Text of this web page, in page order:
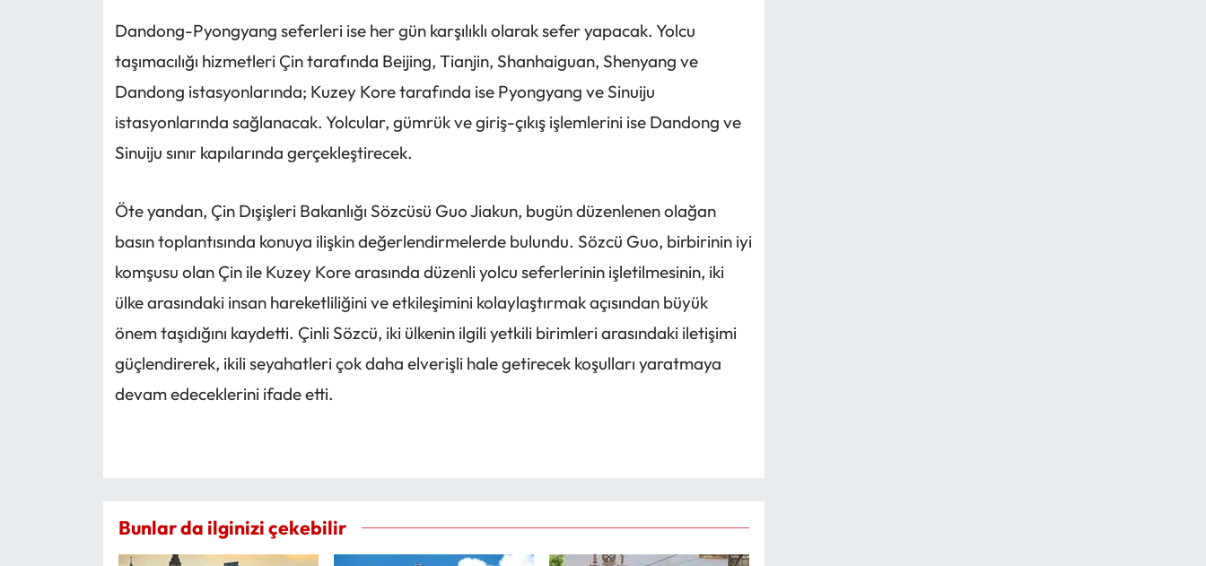
Dandong-Pyongyang seferleri ise her gün karşılıklı olarak sefer yapacak. Yolcu
taşımacılığı hizmetleri Çin tarafında Beijing, Tianjin, Shanhaiguan, Shenyang ve
Dandong istasyonlarında; Kuzey Kore tarafında ise Pyongyang ve Sinuiju
istasyonlarında sağlanacak. Yolcular, gümrük ve giriş-çıkış işlemlerini ise Dandong ve
Sinuiju sınır kapılarında gerçekleştirecek.
Öte yandan, Çin Dışişleri Bakanlığı Sözcüsü Guo Jiakun, bugün düzenlenen olağan
basın toplantısında konuya ilişkin değerlendirmelerde bulundu. Sözcü Guo, birbirinin iyi
komşusu olan Çin ile Kuzey Kore arasında düzenli yolcu seferlerinin işletilmesinin, iki
ülke arasındaki insan hareketliliğini ve etkileşimini kolaylaştırmak açısından büyük
önem taşıdığını kaydetti. Çinli Sözcü, iki ülkenin ilgili yetkili birimleri arasındaki iletişimi
güçlendirerek, ikili seyahatleri çok daha elverişli hale getirecek koşulları yaratmaya
devam edeceklerini ifade etti.
Bunlar da ilginizi çekebilir